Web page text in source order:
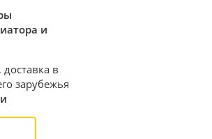
и
в
зарубежья